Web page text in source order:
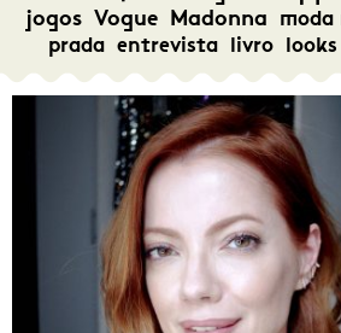
jogos Vogue Madonna moda
prada entrevista livro looks